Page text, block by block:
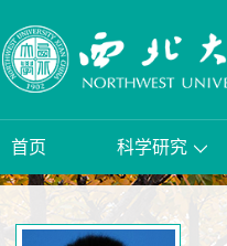
首页 科学研究